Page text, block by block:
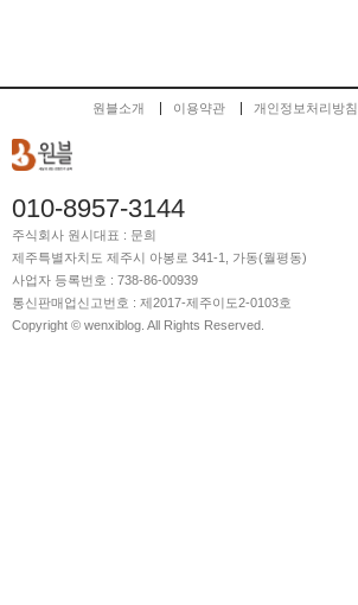
원블소개 이용약관 개인정보처리방침
010-8957-3144
주식회사 원시대표 : 문희
제주특별자치도 제주시 아봉로 341-1, 가동(월평동)
사업자 등록번호 : 738-86-00939
통신판매업신고번호 : 제2017-제주이도2-0103호
Copyright © wenxiblog. All Rights Reserved.